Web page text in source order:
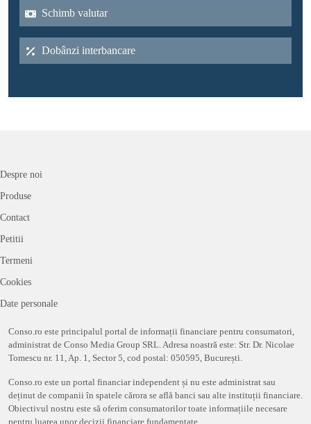
Schimb valutar
Dobânzi interbancare
Despre noi
Produse
Contact
Petitii
Termeni
Cookies
Date personale
Conso.ro este principalul portal de informații financiare pentru consumatori,
administrat de Conso Media Group SRL. Adresa noastră este: Str. Dr. Nicolae
Tomescu nr. 11, Ap. 1, Sector 5, cod postal: 050595, București.
Conso.ro este un portal financiar independent și nu este administrat sau
deținut de companii în spatele cărora se află banci sau alte instituții financiare.
Obiectivul nostru este să oferim consumatorilor toate informațiile necesare
pentru luarea unor decizii financiare fundamentate.